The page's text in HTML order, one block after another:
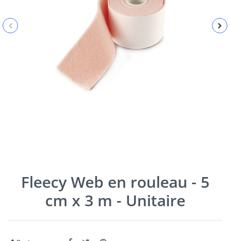
Fleecy Web en rouleau - 5
cm x 3 m - Unitaire